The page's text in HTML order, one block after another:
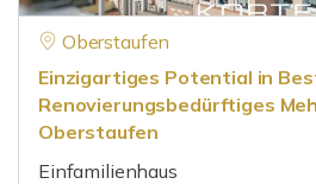
Oberstaufen
Einzigartiges Potential in
Renovierungsbedürftiges
Oberstaufen
Einfamilienhaus